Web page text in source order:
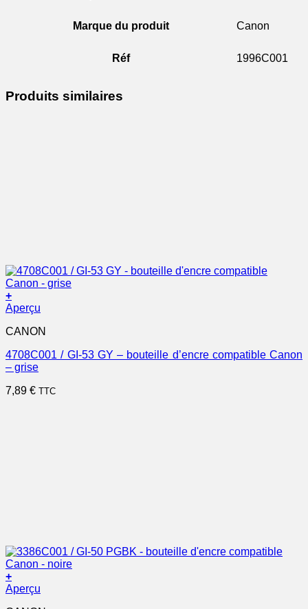
Marque du produit Canon
Réf 1996C001
Produits similaires
+
Aperçu
CANON
4708C001 / GI-53 GY – bouteille d’encre compatible Canon
– grise
7,89 € TTC
+
Aperçu